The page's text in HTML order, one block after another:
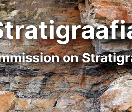
on